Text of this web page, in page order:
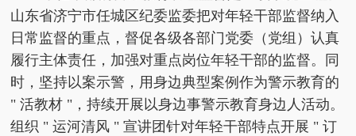
山东省济宁市任城区纪委监委把对年轻干部监督纳入
日常监督的重点，督促各级各部门党委（党组）认真
履行主体责任，加强对重点岗位年轻干部的监督。同
时，坚持以案示警，用身边典型案例作为警示教育的
" 活教材 "，持续开展以身边事警示教育身边人活动。
组织 " 运河清风 " 宣讲团针对年轻干部特点开展 " 订